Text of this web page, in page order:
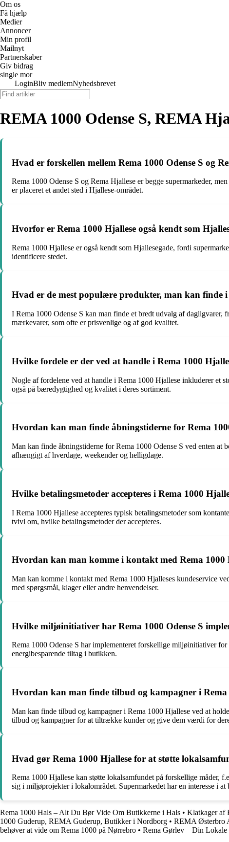
Om os
Få hjælp
Medier
Annoncer
Min profil
Mailnyt
Partnerskaber
Giv bidrag
single mor
LoginBliv medlemNyhedsbrevet
REMA 1000 Odense S, REMA
Hvad er forskellen mellem Rema 1000 Odense S og
Rema 1000 Odense S og Rema Hjallese er begge supermarkeder,
er placeret et andet sted i Hjallese-området.
Hvorfor er Rema 1000 Hjallese også kendt som
Rema 1000 Hjallese er også kendt som Hjallesegade, fordi
identificere stedet.
Hvad er de mest populære produkter, man kan finde i
I Rema 1000 Odense S kan man finde et bredt udvalg af
mærkevarer, som ofte er prisvenlige og af god kvalitet.
Hvilke fordele er der ved at handle i Rema 1000
Nogle af fordelene ved at handle i Rema 1000 Hjallese inkluderer et
også på bæredygtighed og kvalitet i deres sortiment.
Hvordan kan man finde åbningstiderne for Rema
Man kan finde åbningstiderne for Rema 1000 Odense S ved enten at
afhængigt af hverdage, weekender og helligdage.
Hvilke betalingsmetoder accepteres i Rema 1000
I Rema 1000 Hjallese accepteres typisk betalingsmetoder som
tvivl om, hvilke betalingsmetoder der accepteres.
Hvordan kan man komme i kontakt med Rema 1000
Man kan komme i kontakt med Rema 1000 Hjalleses kundeservice
med spørgsmål, klager eller andre henvendelser.
Hvilke miljøinitiativer har Rema 1000 Odense S
Rema 1000 Odense S har implementeret forskellige miljøinitiativer
energibesparende tiltag i butikken.
Hvordan kan man finde tilbud og kampagner i Rema
Man kan finde tilbud og kampagner i Rema 1000 Hjallese ved at
tilbud og kampagner for at tiltrække kunder og give dem værdi for
Hvad gør Rema 1000 Hjallese for at støtte
Rema 1000 Hjallese kan støtte lokalsamfundet på forskellige måder,
sig i miljøprojekter i lokalområdet. Supermarkedet har en interesse i
Rema 1000 Hals – Alt Du Bør Vide Om Butikkerne i Hals • Klatkager af
1000 Guderup, REMA Guderup, Butikker i Nordborg • REMA Østerbro
behøver at vide om Rema 1000 på Nørrebro • Rema Gørlev – Din Lokale